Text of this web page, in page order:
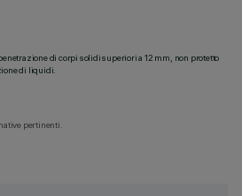
di corpi solidi superiori a 12 mm, non protetto
di liquidi.
pertinenti.